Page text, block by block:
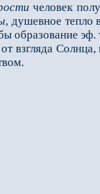
человек
, душевное тепло
образование
взгля­да